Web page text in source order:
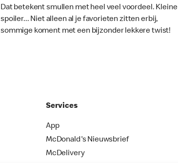
Dat betekent smullen met heel veel voordeel. Kleine
spoiler... Niet alleen al je favorieten zitten erbij,
sommige koment met een bijzonder lekkere twist!
Services
App
McDonald's Nieuwsbrief
McDelivery